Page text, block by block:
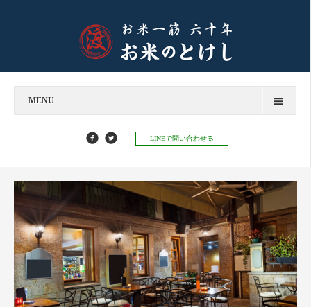
MENU
飲食店様へ
お餅のとけし
お知らせ
お知らせ
お米マイスターコラム
LINEで問い合わせる